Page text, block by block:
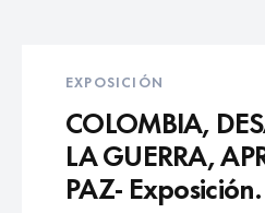
EXPOSICIÓN
COLOMBIA,
LA GUERRA,
PAZ- Exposición.